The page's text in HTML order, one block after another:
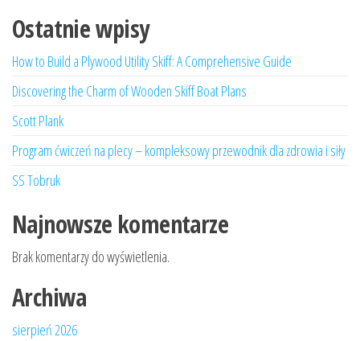
Ostatnie wpisy
How to Build a Plywood Utility Skiff: A Comprehensive Guide
Discovering the Charm of Wooden Skiff Boat Plans
Scott Plank
Program ćwiczeń na plecy – kompleksowy przewodnik dla zdrowia i siły
SS Tobruk
Najnowsze komentarze
Brak komentarzy do wyświetlenia.
Archiwa
sierpień 2026